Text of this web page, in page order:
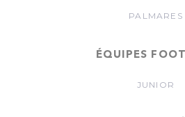
PALMARES
ÉQUIPES
JUNIOR